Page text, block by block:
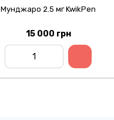
Мунджаро 2.5 мг KwikPen
15 000 грн